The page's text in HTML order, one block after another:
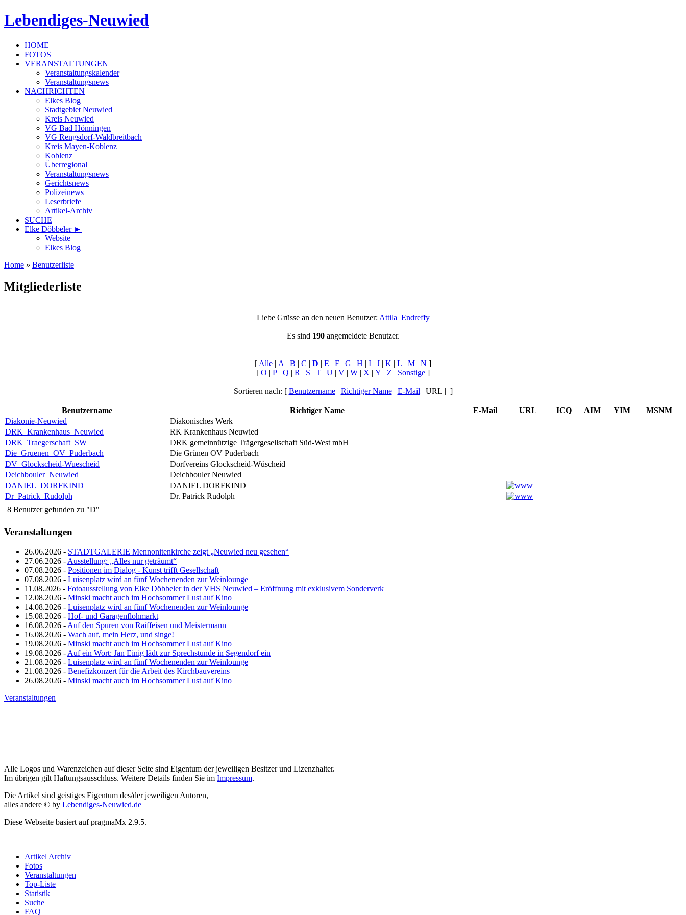
Lebendiges-Neuwied
HOME
FOTOS
VERANSTALTUNGEN
Veranstaltungskalender
Veranstaltungsnews
NACHRICHTEN
Elkes Blog
Stadtgebiet Neuwied
Kreis Neuwied
VG Bad Hönningen
VG Rengsdorf-Waldbreitbach
Kreis Mayen-Koblenz
Koblenz
Überregional
Veranstaltungsnews
Gerichtsnews
Polizeinews
Leserbriefe
Artikel-Archiv
SUCHE
Elke Döbbeler ►
Website
Elkes Blog
Home » Benutzerliste
Mitgliederliste
Liebe Grüsse an den neuen Benutzer: Attila_Endreffy
Es sind 190angemeldete Benutzer.
[ Alle | A | B | C | D | E | F | G | H | I | J | K | L | M | N ]
[ O | P | Q | R | S | T | U | V | W | X | Y | Z | Sonstige ]
Sortieren nach: [ Benutzername| Richtiger Name| E-Mail | URL | ]
Benutzername Richtiger Name E-Mail URL ICQ AIM YIM
MSNM
Diakonie-Neuwied
Diakonisches Werk
DRK_Krankenhaus_Neuwied
RK Krankenhaus Neuwied
DRK_Traegerschaft_SW
DRK gemeinnützige Trägergesellschaft Süd-West mbH
Die_Gruenen_OV_Puderbach
Die Grünen OV Puderbach
DV_Glockscheid-Wuescheid
Dorfvereins Glockscheid-Wüscheid
Deichbouler_Neuwied
Deichbouler Neuwied
DANIEL_DORFKIND
DANIEL DORFKIND
Dr_Patrick_Rudolph
Dr. Patrick Rudolph
8 Benutzer gefunden zu "D"
Veranstaltungen
26.06.2026 - STADTGALERIE Mennonitenkirche zeigt „Neuwied neu gesehen“
27.06.2026 - Ausstellung: „Alles nur geträumt“
07.08.2026 - Positionen im Dialog - Kunst trifft Gesellschaft
07.08.2026 - Luisenplatz wird an fünf Wochenenden zur Weinlounge
11.08.2026 - Fotoausstellung von Elke Döbbeler in der VHS Neuwied – Eröffnung mit exklusivem Sonderverk
12.08.2026 - Minski macht auch im Hochsommer Lust auf Kino
14.08.2026 - Luisenplatz wird an fünf Wochenenden zur Weinlounge
15.08.2026 - Hof- und Garagenflohmarkt
16.08.2026 - Auf den Spuren von Raiffeisen und Meistermann
16.08.2026 - Wach auf, mein Herz, und singe!
19.08.2026 - Minski macht auch im Hochsommer Lust auf Kino
19.08.2026 - Auf ein Wort: Jan Einig lädt zur Sprechstunde in Segendorf ein
21.08.2026 - Luisenplatz wird an fünf Wochenenden zur Weinlounge
21.08.2026 - Benefizkonzert für die Arbeit des Kirchbauvereins
26.08.2026 - Minski macht auch im Hochsommer Lust auf Kino
Veranstaltungen
Alle Logos und Warenzeichen auf dieser Seite sind Eigentum der jeweiligen Besitzer und Lizenzhalter.
Im übrigen gilt Haftungsausschluss. Weitere Details finden Sie im Impressum.
Die Artikel sind geistiges Eigentum des/der jeweiligen Autoren,
alles andere © by Lebendiges-Neuwied.de
Diese Webseite basiert auf pragmaMx 2.9.5.
Artikel Archiv
Fotos
Veranstaltungen
Top-Liste
Statistik
Suche
FAQ